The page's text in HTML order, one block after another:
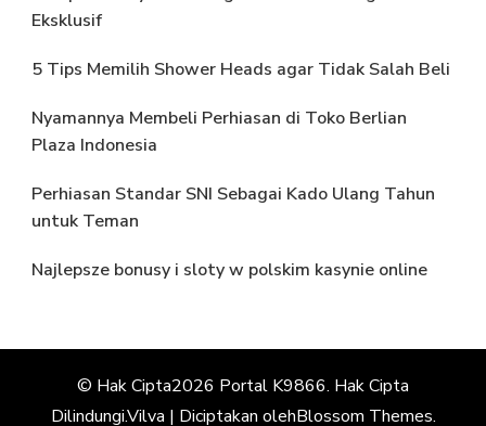
Eksklusif
5 Tips Memilih Shower Heads agar Tidak Salah Beli
Nyamannya Membeli Perhiasan di Toko Berlian
Plaza Indonesia
Perhiasan Standar SNI Sebagai Kado Ulang Tahun
untuk Teman
Najlepsze bonusy i sloty w polskim kasynie online
© Hak Cipta2026 Portal K9866. Hak Cipta
Dilindungi.Vilva | Diciptakan olehBlossom Themes.